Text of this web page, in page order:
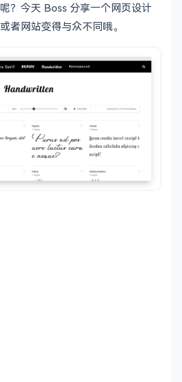
？今天 Boss 分享一个网页设计
者网站变得与众不同哦。